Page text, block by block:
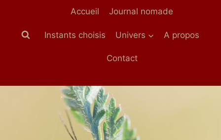
contenu
Accueil Journal nomade
Instants choisis Univers A propos
Contact